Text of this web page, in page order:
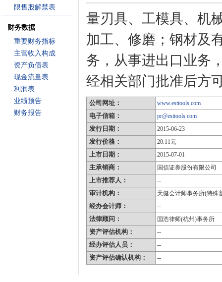
限售股解禁表
财务数据
重要财务指标
主营收入构成
资产负债表
现金流量表
利润表
业绩预告
财务报告
量刃具、工模具、机
加工、修磨；钢材及
务，从事进出口业务
经相关部门批准后方
公司网址： www.esttools.com
电子信箱： pr@esttools.com
发行日期： 2015-06-23
发行价格： 20.11元
上市日期： 2015-07-01
主承销商： 国信证券股份有限公司
上市推荐人： --
审计机构： 天健会计师事务所(特殊
经办会计师： --
法律顾问： 国浩律师(杭州)事务所
资产评估机构： --
经办评估人员： --
资产评估确认机构： --